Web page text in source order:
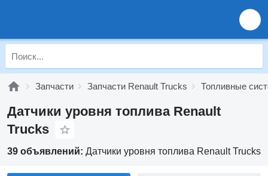
Запчасти Запчасти Renault Trucks Топливные
Датчики уровня топлива Renault
Trucks
39 объявлений: Датчики уровня топлива Renault Trucks